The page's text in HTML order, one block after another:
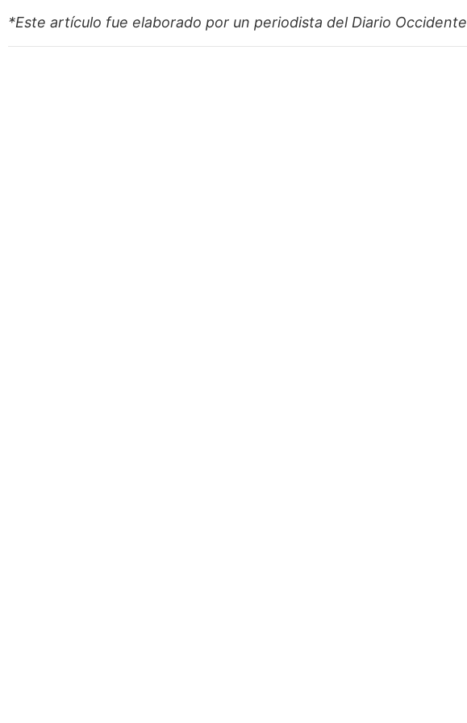
*Este artículo fue elaborado por un periodista del Diario Occidente